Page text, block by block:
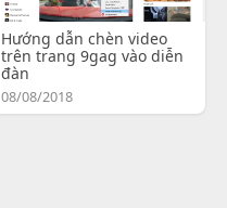
Hướng dẫn chèn video
trên trang 9gag vào diễn
đàn
08/08/2018